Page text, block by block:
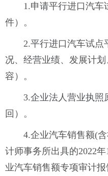
1.申请平行进口汽
件）。
2.平行进口汽车试
况、经营业绩、发展计
容）。
3.企业法人营业执照
回）。
4.企业汽车销售额(
计师事务所出具的2022
业汽车销售额专项审计